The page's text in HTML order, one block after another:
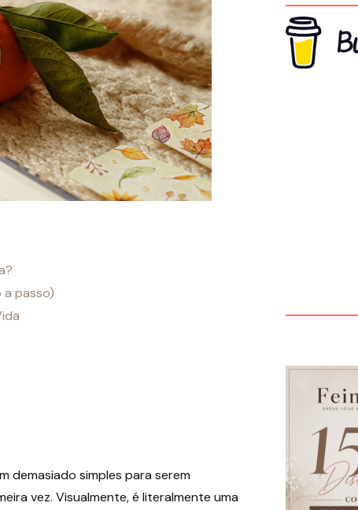
a passo)
demasiado simples para serem
vez. Visualmente, é literalmente uma